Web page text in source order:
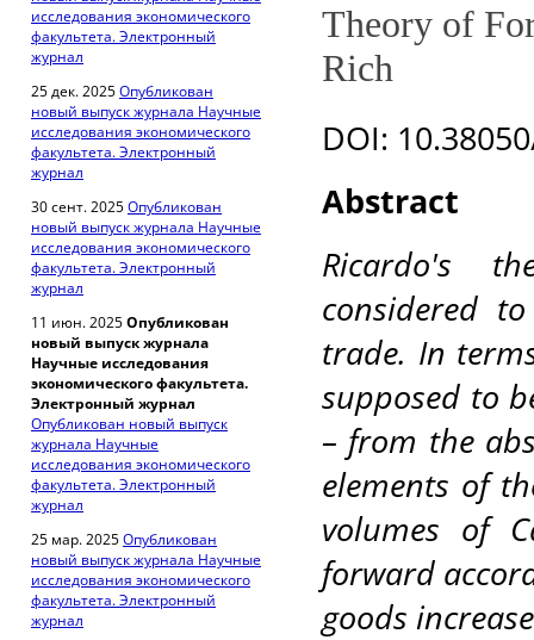
исследования экономического
факультета. Электронный
журнал
25 дек. 2025Опубликован
новый выпуск журнала Научные
исследования экономического
факультета. Электронный
журнал
30 сент. 2025Опубликован
новый выпуск журнала Научные
исследования экономического
факультета. Электронный
журнал
11 июн. 2025Опубликован
новый выпуск журнала
Научные исследования
экономического факультета.
Электронный журнал
Опубликован новый выпуск
журнала Научные
исследования экономического
факультета. Электронный
журнал
25 мар. 2025Опубликован
новый выпуск журнала Научные
исследования экономического
факультета. Электронный
журнал
Theory of
Rich
DOI:
Abstract
Ricardo's
considered
trade. In
supposed to
– from the
elements of
volumes of
forward
goods